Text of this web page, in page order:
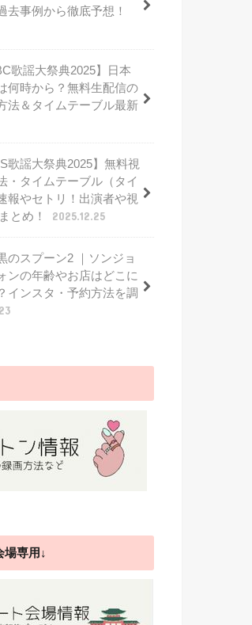
去事例から徹底予想！
歌謡大祭典2025】日本
何時から？無料生配信の
法＆タイムテーブル最新
歌謡大祭典2025】無料視
・タイムテーブル（タイ
報やセトリ！出演者や視
とめ！
2025.12.25
のスプーン2 ｜ソンジョ
ンの年齢やお店はどこに
インスタ・予約方法を調
専用↓